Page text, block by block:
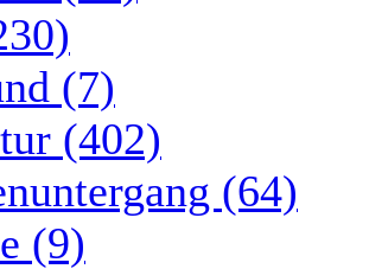
(7)
(402)
(64)
(9)